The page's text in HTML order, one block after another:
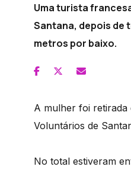
Uma turista
Santana, depois de
metros por baixo.
A mulher foi retirada
Voluntários de
No total estiveram